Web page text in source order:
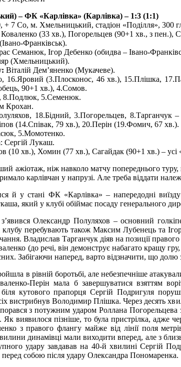
– ФК «Карлівка» (Карлівка) – 1:3 (1:1)
+ 7 Со, м. Хмельницький, стадіон «Поділля», 300
(33 хв.), Погорельцев (90+1 хв., з пен.),
Франківськ).
Семанюк, Ігор Дебенко (обидва – Івано-
(Хмельницький).
Віталій Дем’яненко (Мукачеве).
16.Яровий (3.Плосконос, 46 хв.), 15.Плішка,
90+1 хв.), 4.Сомов.
8.Подлюк, 5.Семенюк.
Крохан.
18.Бідний, 3.Погорельцев,
(14.Співак, 79 хв.), 20.Перін (19.Фомич, 67 хв.).
5.Момотенко.
Сергій Лукаш.
(10 хв.), Хомин (77 хв.), Сагайдак (90+1 хв.) – усі
ажіотаж, ніж навколо матчу попереднього
карлівчан у напрузі. Але треба віддати
й у стані ФК «Карлівка» – напередодні
який у клубі обіймає посаду генерального
Олександр Полуляхов – основний
клубу перебувають також Максим Лубенець та
Владислав Тарганчук діяв на позиції
(до речі, він демонструє набагато кращу
Забігаючи наперед, варто відзначити, що
в рівній боротьбі, але небезпечніше
Перін мала б завершуватися взяттям
кутового прапорця Сергій Подригуля
вистрибнув Володимир Плішка. Через десять
з потужним ударом Роллана
виявилося пізніше, то була пристрілка, адже
з правого флангу майже від лінії поля
динамівці мали виходити вперед, але з
удару завдавав на 40-й хвилині Сергій
перед собою після удару Олександра Пономаренка.